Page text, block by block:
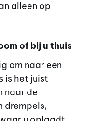
alleen op
of bij u thuis
om naar een
is het juist
naar de
drempels,